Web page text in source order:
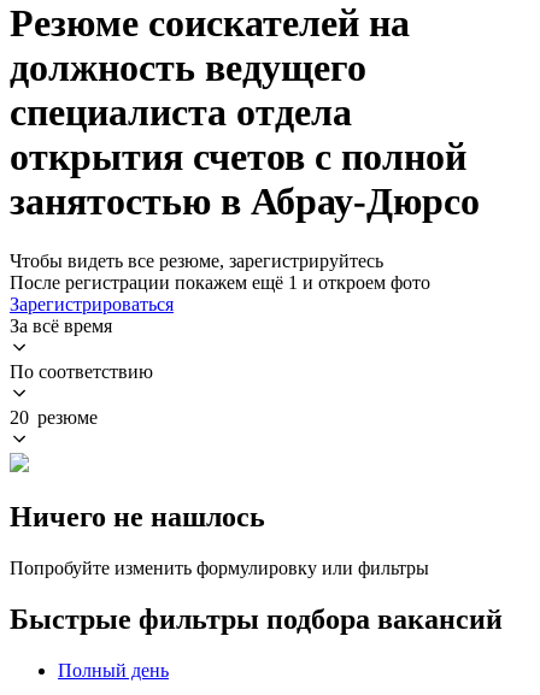
Резюме соискателей на
должность ведущего
специалиста отдела
открытия счетов с полной
занятостью в Абрау-Дюрсо
Чтобы видеть все резюме, зарегистрируйтесь
После регистрации покажем ещё 1 и откроем фото
Зарегистрироваться
За всё время
По соответствию
20 резюме
Ничего не нашлось
Попробуйте изменить формулировку или фильтры
Быстрые фильтры подбора вакансий
Полный день